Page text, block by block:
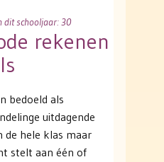
dit schooljaar: 30
rekenen
bedoeld als
uitdagende
de hele klas maar
stelt aan één of